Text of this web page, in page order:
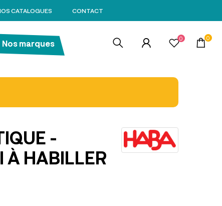
CATALOGUES CONTACT
Nos marques
0 0
-
À HABILLER